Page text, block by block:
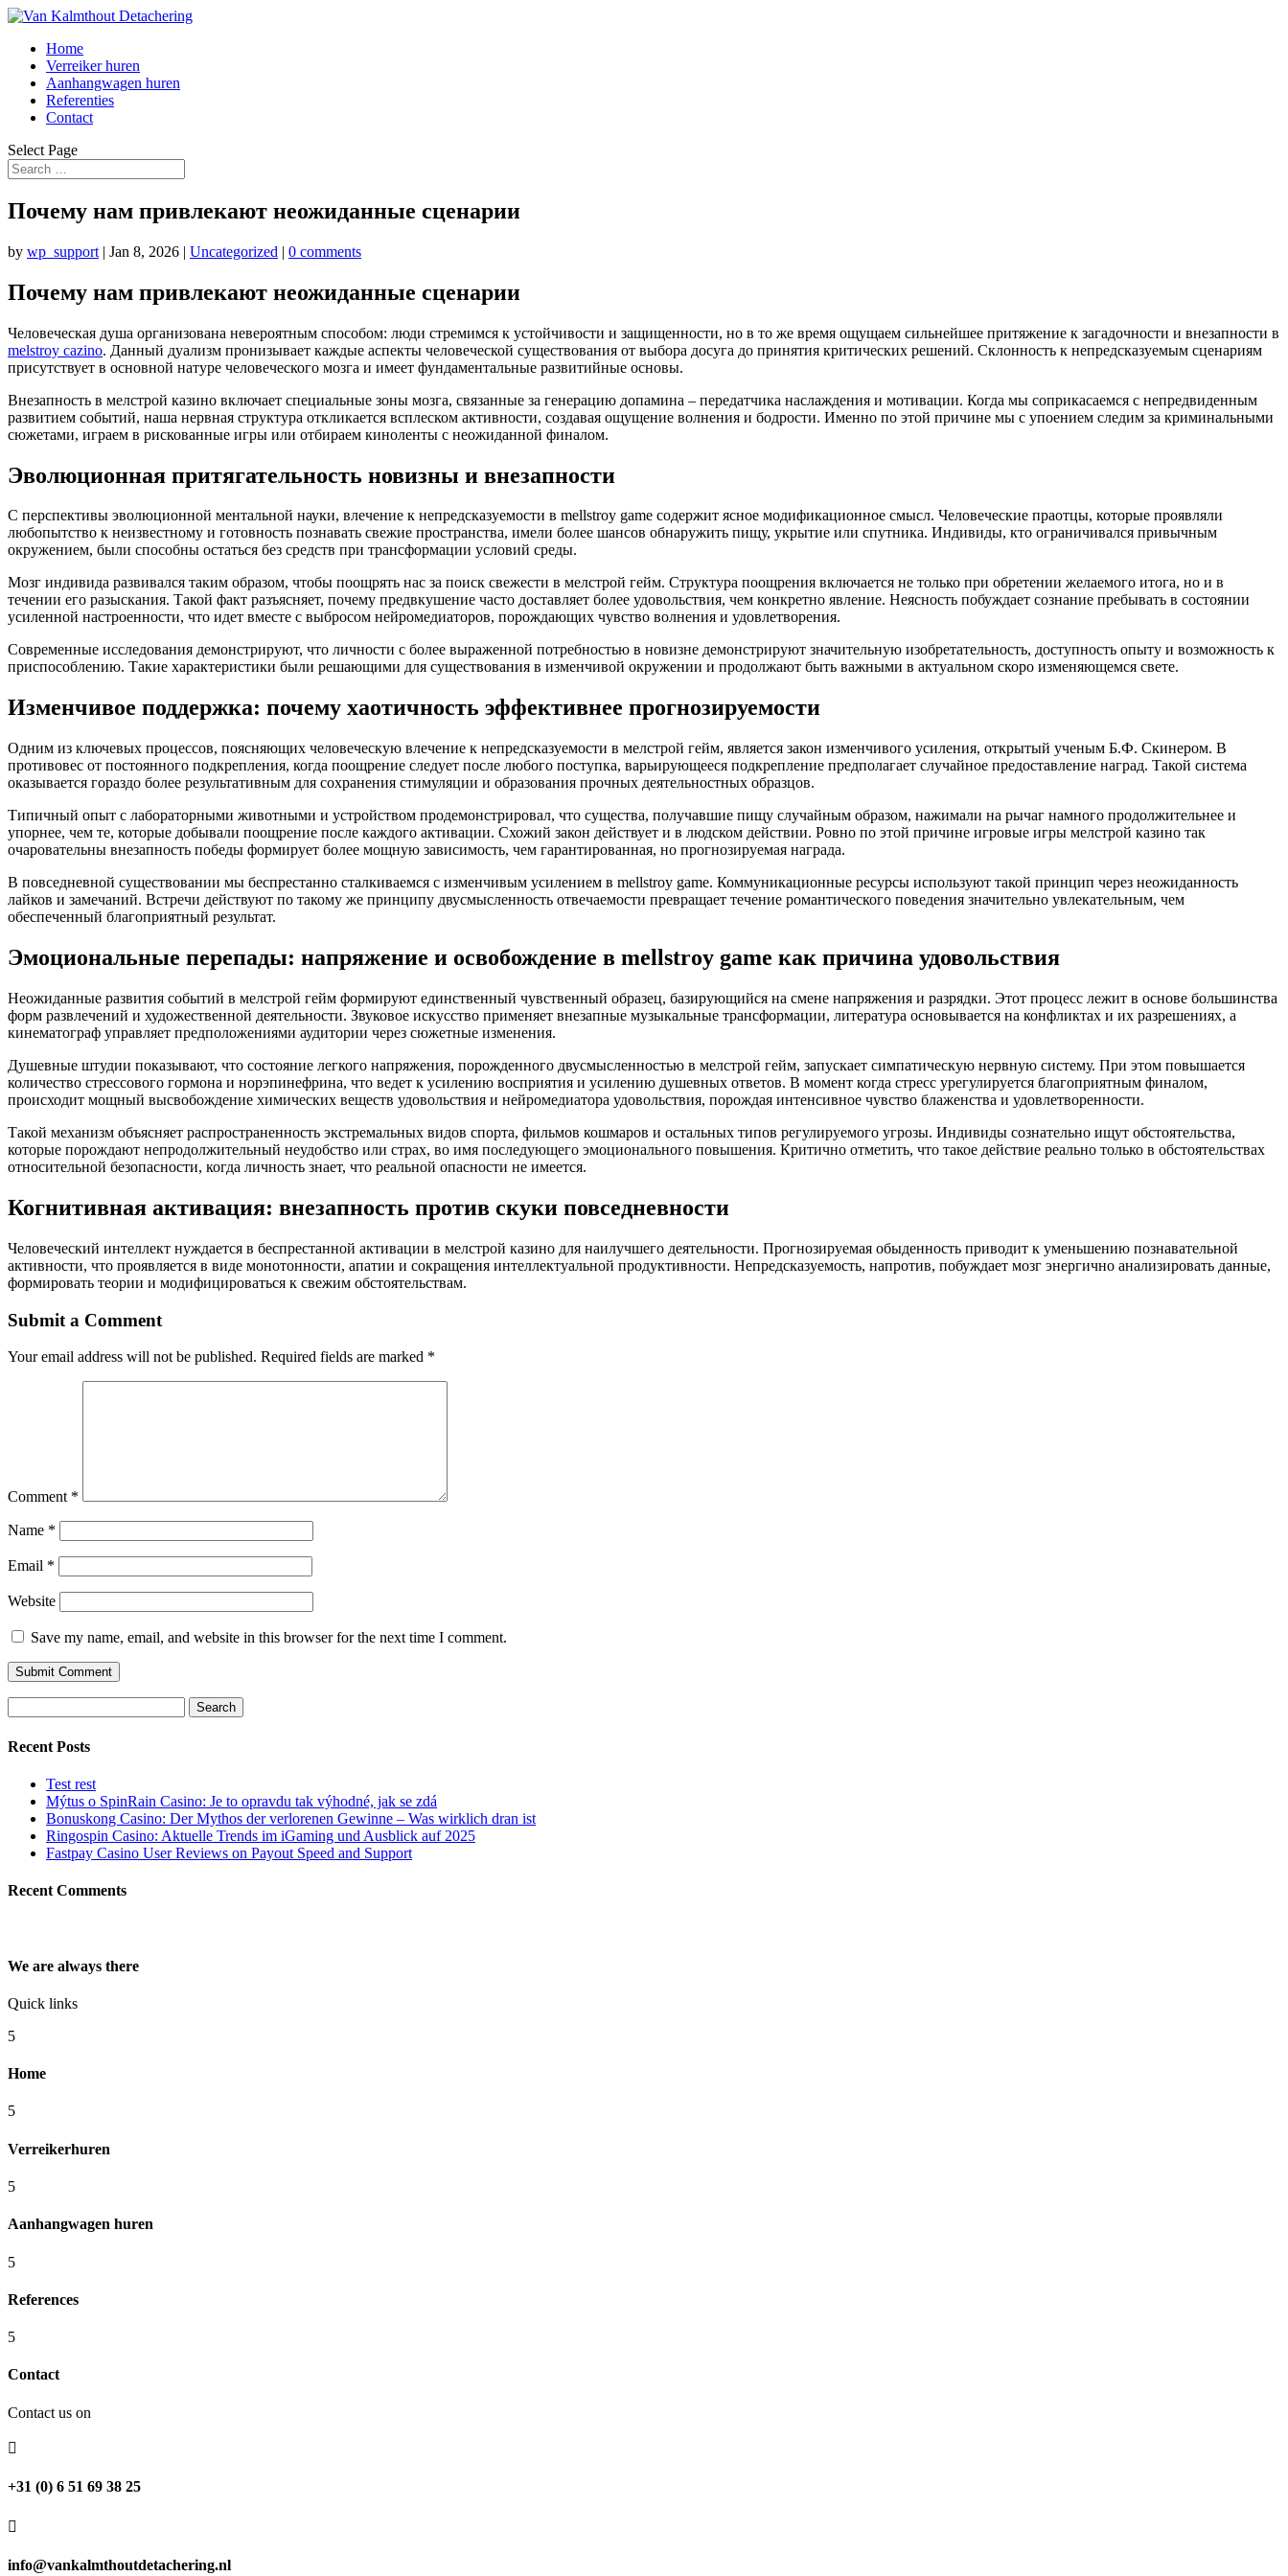
Home
Verreiker huren
Aanhangwagen huren
Referenties
Contact
Select Page
Почему нам привлекают неожиданные сценарии
by wp_support | Jan 8, 2026 | Uncategorized | 0 comments
Почему нам привлекают неожиданные сценарии
Человеческая душа организована невероятным способом: люди стремимся к устойчивости и защищенности, но в то же время ощущаем сильнейшее притяжение к загадочности и внезапности в
melstroy cazino. Данный дуализм пронизывает каждые аспекты человеческой существования от выбора досуга до принятия критических решений. Склонность к непредсказуемым сценариям
присутствует в основной натуре человеческого мозга и имеет фундаментальные развитийные основы.
Внезапность в мелстрой казино включает специальные зоны мозга, связанные за генерацию допамина – передатчика наслаждения и мотивации. Когда мы соприкасаемся с непредвиденным
развитием событий, наша нервная структура откликается всплеском активности, создавая ощущение волнения и бодрости. Именно по этой причине мы с упоением следим за криминальными
сюжетами, играем в рискованные игры или отбираем киноленты с неожиданной финалом.
Эволюционная притягательность новизны и внезапности
С перспективы эволюционной ментальной науки, влечение к непредсказуемости в mellstroy game содержит ясное модификационное смысл. Человеческие праотцы, которые проявляли
любопытство к неизвестному и готовность познавать свежие пространства, имели более шансов обнаружить пищу, укрытие или спутника. Индивиды, кто ограничивался привычным
окружением, были способны остаться без средств при трансформации условий среды.
Мозг индивида развивался таким образом, чтобы поощрять нас за поиск свежести в мелстрой гейм. Структура поощрения включается не только при обретении желаемого итога, но и в
течении его разыскания. Такой факт разъясняет, почему предвкушение часто доставляет более удовольствия, чем конкретно явление. Неясность побуждает сознание пребывать в состоянии
усиленной настроенности, что идет вместе с выбросом нейромедиаторов, порождающих чувство волнения и удовлетворения.
Современные исследования демонстрируют, что личности с более выраженной потребностью в новизне демонстрируют значительную изобретательность, доступность опыту и возможность к
приспособлению. Такие характеристики были решающими для существования в изменчивой окружении и продолжают быть важными в актуальном скоро изменяющемся свете.
Изменчивое поддержка: почему хаотичность эффективнее прогнозируемости
Одним из ключевых процессов, поясняющих человеческую влечение к непредсказуемости в мелстрой гейм, является закон изменчивого усиления, открытый ученым Б.Ф. Скинером. В
противовес от постоянного подкрепления, когда поощрение следует после любого поступка, варьирующееся подкрепление предполагает случайное предоставление наград. Такой система
оказывается гораздо более результативным для сохранения стимуляции и образования прочных деятельностных образцов.
Типичный опыт с лабораторными животными и устройством продемонстрировал, что существа, получавшие пищу случайным образом, нажимали на рычаг намного продолжительнее и
упорнее, чем те, которые добывали поощрение после каждого активации. Схожий закон действует и в людском действии. Ровно по этой причине игровые игры мелстрой казино так
очаровательны внезапность победы формирует более мощную зависимость, чем гарантированная, но прогнозируемая награда.
В повседневной существовании мы беспрестанно сталкиваемся с изменчивым усилением в mellstroy game. Коммуникационные ресурсы используют такой принцип через неожиданность
лайков и замечаний. Встречи действуют по такому же принципу двусмысленность отвечаемости превращает течение романтического поведения значительно увлекательным, чем
обеспеченный благоприятный результат.
Эмоциональные перепады: напряжение и освобождение в mellstroy game как причина удовольствия
Неожиданные развития событий в мелстрой гейм формируют единственный чувственный образец, базирующийся на смене напряжения и разрядки. Этот процесс лежит в основе большинства
форм развлечений и художественной деятельности. Звуковое искусство применяет внезапные музыкальные трансформации, литература основывается на конфликтах и их разрешениях, а
кинематограф управляет предположениями аудитории через сюжетные изменения.
Душевные штудии показывают, что состояние легкого напряжения, порожденного двусмысленностью в мелстрой гейм, запускает симпатическую нервную систему. При этом повышается
количество стрессового гормона и норэпинефрина, что ведет к усилению восприятия и усилению душевных ответов. В момент когда стресс урегулируется благоприятным финалом,
происходит мощный высвобождение химических веществ удовольствия и нейромедиатора удовольствия, порождая интенсивное чувство блаженства и удовлетворенности.
Такой механизм объясняет распространенность экстремальных видов спорта, фильмов кошмаров и остальных типов регулируемого угрозы. Индивиды сознательно ищут обстоятельства,
которые порождают непродолжительный неудобство или страх, во имя последующего эмоционального повышения. Критично отметить, что такое действие реально только в обстоятельствах
относительной безопасности, когда личность знает, что реальной опасности не имеется.
Когнитивная активация: внезапность против скуки повседневности
Человеческий интеллект нуждается в беспрестанной активации в мелстрой казино для наилучшего деятельности. Прогнозируемая обыденность приводит к уменьшению познавательной
активности, что проявляется в виде монотонности, апатии и сокращения интеллектуальной продуктивности. Непредсказуемость, напротив, побуждает мозг энергично анализировать данные,
формировать теории и модифицироваться к свежим обстоятельствам.
Submit a Comment
Your email address will not be published. Required fields are marked *
Comment *
Name *
Email *
Website
Save my name, email, and website in this browser for the next time I comment.
for:
Recent Posts
Test rest
Mýtus o SpinRain Casino: Je to opravdu tak výhodné, jak se zdá
Bonuskong Casino: Der Mythos der verlorenen Gewinne – Was wirklich dran ist
Ringospin Casino: Aktuelle Trends im iGaming und Ausblick auf 2025
Fastpay Casino User Reviews on Payout Speed and Support
Recent Comments
We are always there
Quick links
5
Home
5
Verreikerhuren
5
Aanhangwagen huren
5
References
5
Contact
Contact us on

+31 (0) 6 51 69 38 25

info@vankalmthoutdetachering.nl